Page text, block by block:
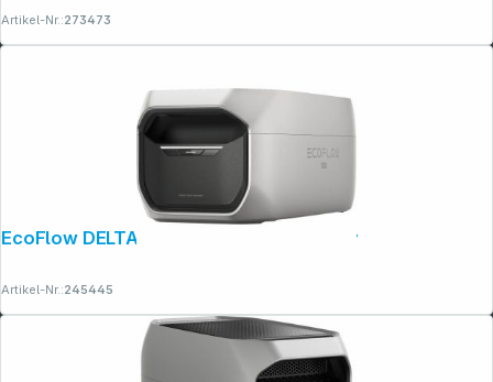
Artikel-Nr.:273473
EcoFlow DELTA 3 Max Plus Extra Battery
Artikel-Nr.:245445
Folgen Sie uns auf